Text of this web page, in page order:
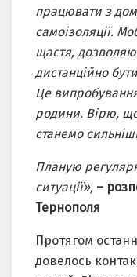
працювати з
самоізоляції.
щастя,
дистанційно
Це
родини. Вірю,
станемо
Планую
ситуації», –
Тернополя
Протягом
довелось